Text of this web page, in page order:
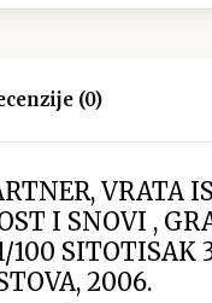
(0)
VRATA
I SNOVI ,
100 SITOTISAK
2006.